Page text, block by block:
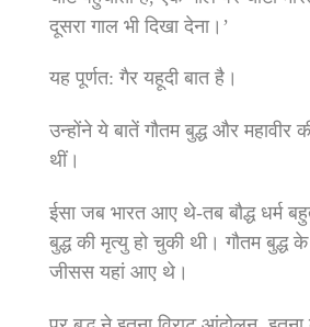
दूसरा गाल भी दिखा देना।’
यह पूर्णत: गैर यहूदी बात है।
उन्‍होंने ये बातें गौतम बुद्ध और
थीं।
ईसा जब भारत आए थे-तब बौद्ध धर्म
बुद्ध की मृत्‍यु हो चुकी थी। गौतम बुद्ध
जीसस यहां आए थे।